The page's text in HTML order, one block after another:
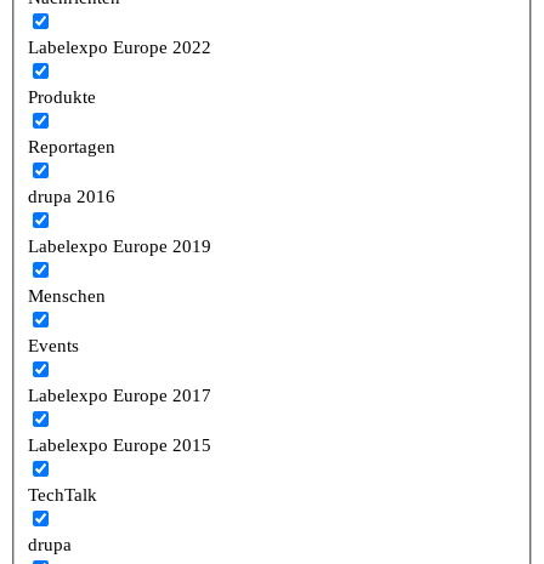
Labelexpo Europe 2022
Produkte
Reportagen
drupa 2016
Labelexpo Europe 2019
Menschen
Events
Labelexpo Europe 2017
Labelexpo Europe 2015
TechTalk
drupa